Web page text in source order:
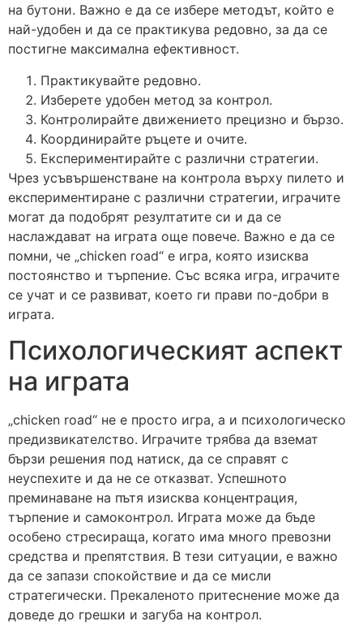
на бутони. Важно е да се избере методът, който е
най-удобен и да се практикува редовно, за да се
постигне максимална ефективност.
Практикувайте редовно.
Изберете удобен метод за контрол.
Контролирайте движението прецизно и бързо.
Координирайте ръцете и очите.
Експериментирайте с различни стратегии.
Чрез усъвършенстване на контрола върху пилето и
експериментиране с различни стратегии, играчите
могат да подобрят резултатите си и да се
наслаждават на играта още повече. Важно е да се
помни, че „chicken road“ е игра, която изисква
постоянство и търпение. Със всяка игра, играчите
се учат и се развиват, което ги прави по-добри в
играта.
Психологическият аспект
на играта
„chicken road“ не е просто игра, а и психологическо
предизвикателство. Играчите трябва да вземат
бързи решения под натиск, да се справят с
неуспехите и да не се отказват. Успешното
преминаване на пътя изисква концентрация,
търпение и самоконтрол. Играта може да бъде
особено стресираща, когато има много превозни
средства и препятствия. В тези ситуации, е важно
да се запази спокойствие и да се мисли
стратегически. Прекаленото притеснение може да
доведе до грешки и загуба на контрол.